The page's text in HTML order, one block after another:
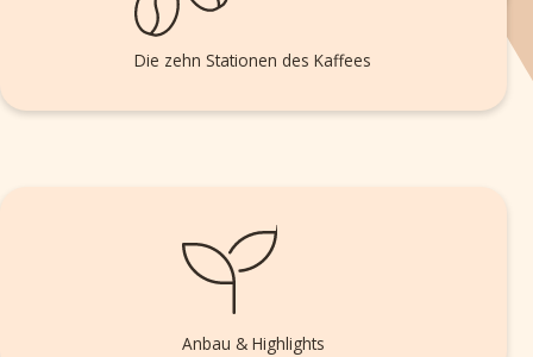
Die zehn Stationen des Kaffees
Anbau & Highlights